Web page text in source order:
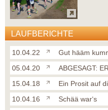
LAUFBERICHTE
10.04.22
Gut hääm
05.04.20
ABGESAGT:
15.04.18
Ein Prosit auf
10.04.16
Schää war‘s